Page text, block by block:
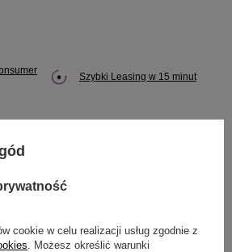
Szybki Leasing w 15 minut
niezwłocznie,
cookie w celu realizacji usług zgodnie z
. Możesz określić warunki